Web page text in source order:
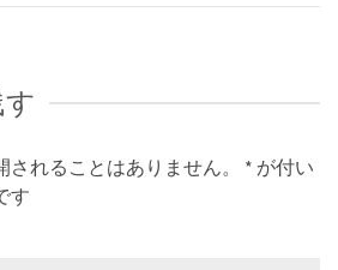
れることはありません。 * が付い
す